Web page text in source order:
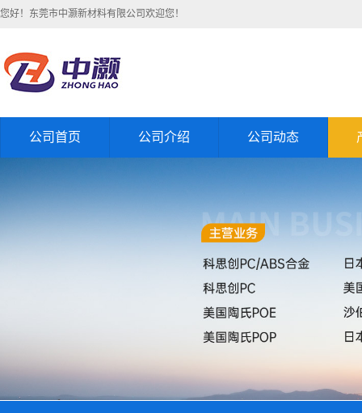
您好！东莞市中灏新材料有限公司欢迎您！
公司首页 公司介绍 公司动态